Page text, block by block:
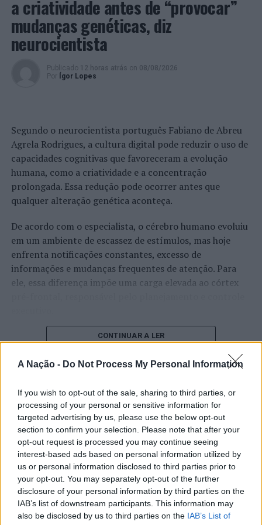
A Nação - Do Not Process My Personal Information
If you wish to opt-out of the sale, sharing to third parties, or
processing of your personal or sensitive information for
targeted advertising by us, please use the below opt-out
section to confirm your selection. Please note that after your
opt-out request is processed you may continue seeing
interest-based ads based on personal information utilized by
us or personal information disclosed to third parties prior to
your opt-out. You may separately opt-out of the further
disclosure of your personal information by third parties on the
IAB’s list of downstream participants. This information may
also be disclosed by us to third parties on the IAB’s List of
apreendido, sendo levantados os respetivos autos.
O detido foi presente perante a competente Autoridade
Judiciária no Tribunal Judicial da Comarca da Amadora,
Ocorrências do Comando Metropolitano de Lisboa
pelas 14h45, procedeu à detenção de um homem, com
52 anos, por existir sobre o mesmo um Mandado de
Detenção.
No âmbito da fiscalização aos estabelecimentos, na
Estação Ferroviária de Queluz, os polícias avistaram o
individual e a distribuir publicidade da sua atividade de
vidente, que, segundo o mesmo, não previu ser
intercetado pela dinâmica da PSP, demonstrando, assim,
um comportamento suspeito, motivo esse que levou à
sua abordagem proativa.
se pendia algum ilícito criminal sobre o mesmo, tendo a
PSP apurado que tinha um Mandado de Detenção, por
crime de ofensas à integridade física simples, para
pagamento de 1800 euros, convertidos em 226 dias de
voluntário da multa, tendo sido conduzido ao
Estabelecimento Prisional de Lisboa para cumprimento
de pena.
No dia 08 de março, na união das freguesias de Agualva e
Mira-Sintra, pelas 21h35, procedeu à detenção de um
jovem, com 20 anos, por suspeita da prática de crime de
posse de arma branca e produto estupefaciente.
O suspeito encontrava-se no interior da Estação
a criatividade antes de “provocar”
mudanças genéticas, diz
neurocientista
Publicado 12 horas atrás on 08/08/2026
Por
Ígor Lopes
Segundo o neurocientista português Fabiano de Abreu
Agrela Rodrigues, a cultura digital pode reduzir o uso de
capacidades cognitivas que favoreceram a evolução
humana, como a criatividade e a concentração
prolongada. Essa redução pode ocorrer antes que
qualquer alteração genética aconteça.
De acordo com o especialista, o cérebro humano evoluiu
em um ambiente de escassez de estímulos, mas hoje
enfrenta notificações constantes, excesso de
informações e mudanças frequentes de atenção. Para
ele, essa diferença impõe uma carga elevada ao córtex
O pesquisador afirma que plataformas digitais também
cérebro, favorecendo a fadiga mental, a dificuldade de
tarefas inacabadas permanecem ativas na memória e
aumentam a sensação de sobrecarga, enquanto o stress
prolongado pode elevar os níveis de cortisol e
prejudicar o desempenho cognitivo.
Fabiano de Abreu Agrela Rodrigues ressalta que não há
evidências de que o ambiente digital provoque mudanças
genéticas na espécie humana. A adaptação observada,
afirma, ocorre por meio da neuroplasticidade, processo
pelo qual os circuitos neurais se reorganizam em
CONTINUAR A LER
ATUALIDADE
“Millennium Estoril Open 2026”
regressou ao circuito ATP com
vitória do francês Luca Van Assche
Publicado 2 dias atrás on 07/08/2026
Por Ígor Lopes